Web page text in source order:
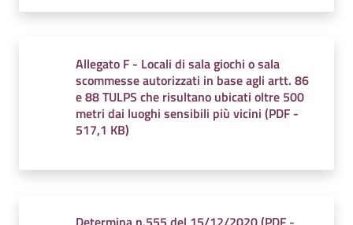
Allegato F - Locali di sala giochi o sala
scommesse autorizzati in base agli artt. 86
e 88 TULPS che risultano ubicati oltre 500
metri dai luoghi sensibili più vicini (PDF -
517,1 KB)